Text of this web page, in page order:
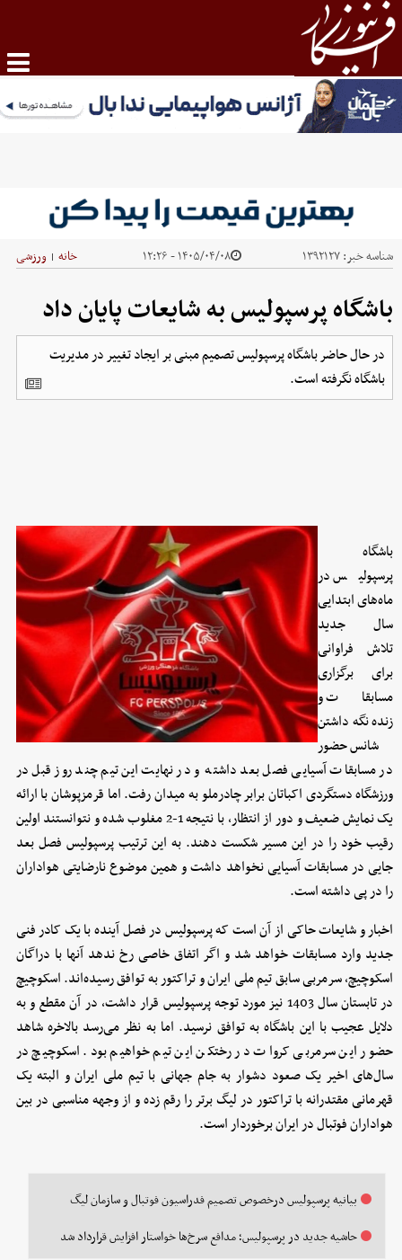
شناسه خبر:۱۳۹۲۱۲۷ ۱۴۰۵/۰۴/۰۸ - ۱۲:۲۶ خانه | ورزشی
باشگاه پرسپولیس به شایعات پایان داد
در حال حاضر باشگاه پرسپولیس تصمیم مبنی بر ایجاد تغییر در مدیریت
باشگاه نگرفته است.
باشگاه
پرسپولیس در
ماه‌های ابتدایی
سال جدید
تلاش فراوانی
برای برگزاری
مسابقات و
زنده نگه داشتن
شانس حضور
در مسابقات آسیایی فصل بعد داشته و در نهایت این تیم چند روز قبل در
ورزشگاه دستگردی اکباتان برابر چادرملو به میدان رفت. اما قرمزپوشان با ارائه
یک نمایش ضعیف و دور از انتظار، با نتیجه 1-2 مغلوب شده و نتوانستند اولین
رقیب خود را در این مسیر شکست دهند. به این ترتیب پرسپولیس فصل بعد
جایی در مسابقات آسیایی نخواهد داشت و همین موضوع نارضایتی هواداران
را در پی داشته است.
اخبار و شایعات حاکی از آن است که پرسپولیس در فصل آینده با یک کادر فنی
جدید وارد مسابقات خواهد شد و اگر اتفاق خاصی رخ ندهد آنها با دراگان
اسکوچیچ، سرمربی سابق تیم ملی ایران و تراکتور به توافق رسیده‌اند. اسکوچیچ
در تابستان سال 1403 نیز مورد توجه پرسپولیس قرار داشت، در آن مقطع و به
دلایل عجیب با این باشگاه به توافق نرسید. اما به نظر می‌رسد بالاخره شاهد
حضور این سرمربی کروات در رختکن این تیم خواهیم بود. اسکوچیچ در
سال‌های اخیر یک صعود دشوار به جام جهانی با تیم ملی ایران و البته یک
قهرمانی مقتدرانه با تراکتور در لیگ برتر را رقم زده و از وجهه مناسبی در بین
هواداران فوتبال در ایران برخوردار است.
بیانیه پرسپولیس درخصوص تصمیم فدراسیون فوتبال و سازمان لیگ
حاشیه جدید در پرسپولیس؛ مدافع سرخ‌ها خواستار افزایش قرارداد شد